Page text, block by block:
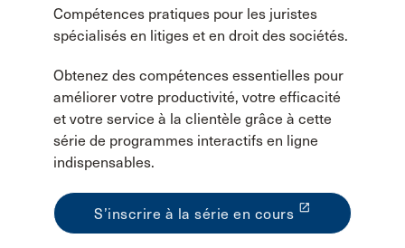
Compétences pratiques pour les juristes
spécialisés en litiges et en droit des sociétés.
Obtenez des compétences essentielles pour
améliorer votre productivité, votre efficacité
et votre service à la clientèle grâce à cette
série de programmes interactifs en ligne
indispensables.
S’inscrire à la série en cours launch